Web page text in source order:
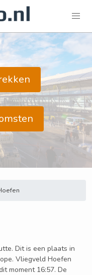
Dit is een plaats in
Vliegveld Hoefen
moment 16:57. De